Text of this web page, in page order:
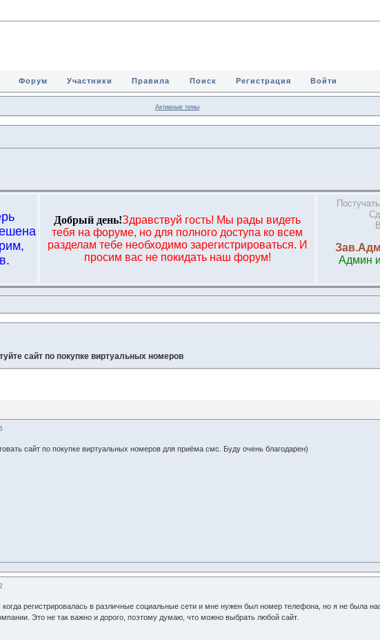
Форум Участники Правила Поиск Регистрация Войти
Активные темы
Добрый день!Здравствуй гость! Мы рады видеть
тебя на форуме, но для полного доступа ко всем
разделам тебе необходимо зарегистрироваться. И
просим вас не покидать наш форум!
Админ
сайт по покупке виртуальных номеров
сайт по покупке виртуальных номеров для приёма смс. Буду очень благодарен)
регистрировалась в различные социальные сети и мне нужен был номер телефона, но я не была
Это не так важно и дорого, поэтому думаю, что можно выбрать любой сайт.